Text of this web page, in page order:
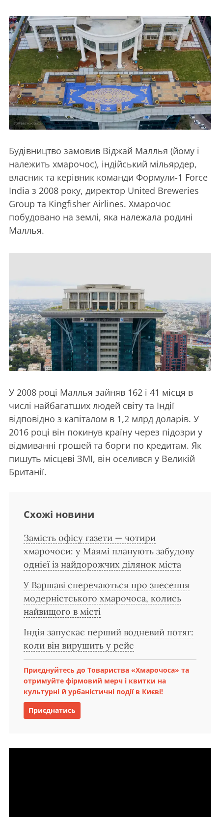
Будівництво замовив Віджай Маллья (йому і
належить хмарочос), індійський мільярдер,
власник та керівник команди Формули-1 Force
India з 2008 року, директор United Breweries
Group та Kingfisher Airlines. Хмарочос
побудовано на землі, яка належала родині
Маллья.
У 2008 році Маллья зайняв 162 і 41 місця в
числі найбагатших людей світу та Індії
відповідно з капіталом в 1,2 млрд доларів. У
2016 році він покинув країну через підозри у
відмиванні грошей та борги по кредитам. Як
пишуть місцеві ЗМІ, він оселився у Великій
Британії.
Схожі новини
Замість офісу газети — чотири
хмарочоси: у Маямі планують забудову
однієї із найдорожчих ділянок міста
У Варшаві сперечаються про знесення
модерністського хмарочоса, колись
найвищого в місті
Індія запускає перший водневий потяг:
коли він вирушить у рейс
Приєднуйтесь до Товариства «Хмарочоса» та
отримуйте фірмовий мерч і квитки на
культурні й урбаністичні події в Києві!
Приєднатись